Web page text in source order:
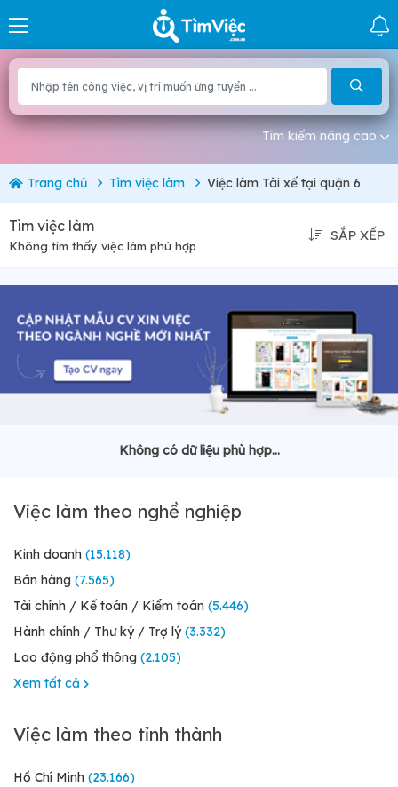
Tìm kiếm nâng cao
Trang chủ Tìm việc làm Việc làm Tài xế tại quận 6
Tìm việc làm
Không tìm thấy việc làm phù hợp
SẮP XẾP
Không có dữ liệu phù hợp...
Việc làm theo nghề nghiệp
Kinh doanh (15.118)
Bán hàng (7.565)
Tài chính / Kế toán / Kiểm toán (5.446)
Hành chính / Thư ký / Trợ lý (3.332)
Lao động phổ thông (2.105)
Xem tất cả
Việc làm theo tỉnh thành
Hồ Chí Minh (23.166)